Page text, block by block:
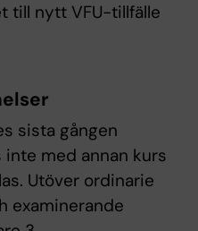
till nytt VFU-tillfälle
sista gången
med annan kurs
Utöver ordinarie
examinerande